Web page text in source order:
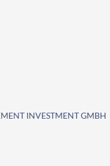
INVESTMENT GMBH